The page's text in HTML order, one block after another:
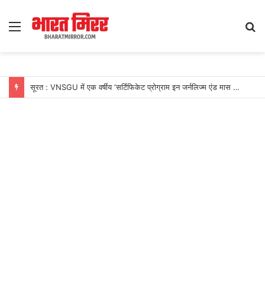
Menu
सूरत : VNSGU में एक वर्षीय ‘सर्टिफिकेट प्रोग्राम इन जर्नलिज्म एंड मास कम्युनिकेशन’ का शुभारंभ